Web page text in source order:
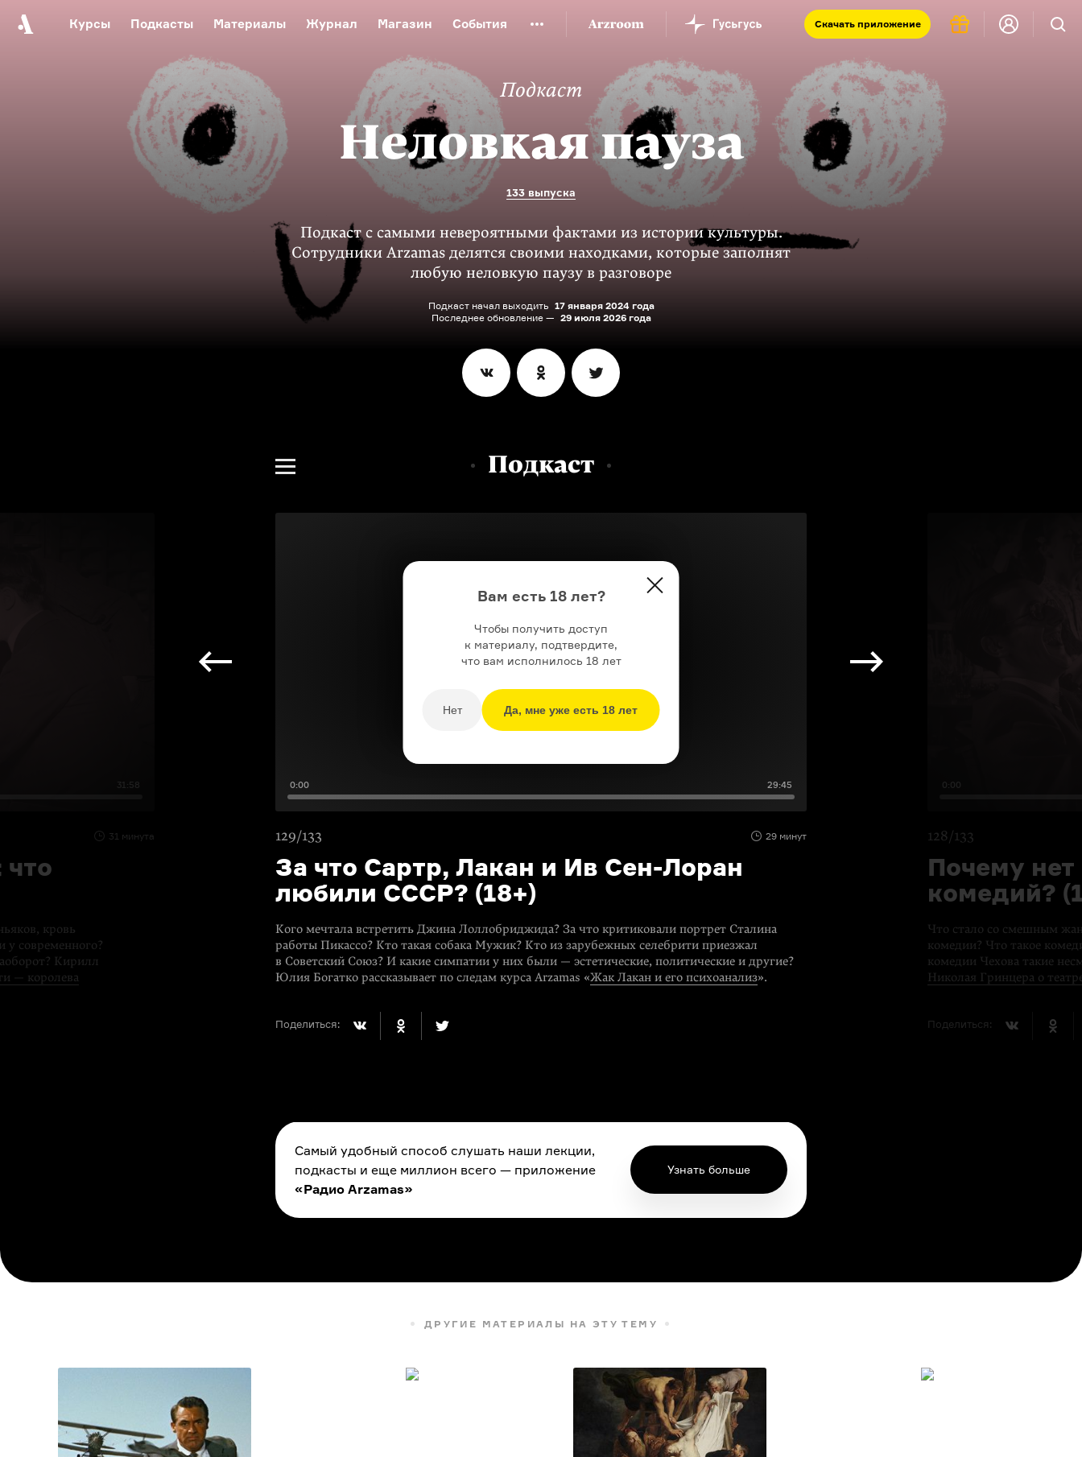
Курсы Подкасты Материалы Журнал Магазин События Скачать приложение
Автор среди нас Еврейский музей Новая Третьяковка Онлайн-университет
Запад и Восток: история культур
Видеоистория русской культуры
Русский язык от «гой еси» до «лол кек»
Что такое античность
Русское искусство XX века
Русская литература XX века Детская комната
Подкаст
Неловкая пауза
133 выпуска
Подкаст с самыми невероятными фактами из истории культуры.
Сотрудники Arzamas делятся своими находками, которые заполнят
любую неловкую паузу в разговоре
Подкаст начал выходить 17 января 2024 года
Последнее обновление — 29 июля 2026 года
Подкаст
0:00
128/133
Почему
комедий?
Что стало со смешным
комедии? Что такое
комедии Чехова такие
Николая Гринцера о
Поделиться:
Вам есть 18 лет?
Чтобы получить доступ
к материалу, подтвердите,
что вам исполнилось 18 лет
Нет Да, мне уже есть 18 лет
0:00 29:45
129/133 29 минут
За что Сартр, Лакан и Ив Сен-Лоран
любили СССР? (18+)
Кого мечтала встретить Джина Лоллобриджида? За что критиковали портрет Сталина
работы Пикассо? Кто такая собака Мужик? Кто из зарубежных селебрити приезжал
в Советский Союз? И какие симпатии у них были — эстетические, политические и другие?
Юлия Богатко рассказывает по следам курса Arzamas «Жак Лакан и его психоанализ».
Поделиться:
31:58
31 минута
кровь
у современного?
Кирилл
— королева
Самый удобный способ слушать наши лекции,
подкасты и еще миллион всего — приложение
«Радио Arzamas»
Узнать больше
ДРУГИЕ МАТЕРИАЛЫ НА ЭТУ ТЕМУ